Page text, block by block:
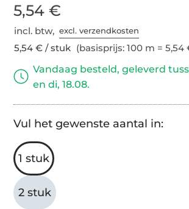
5,54 €
incl. btw,excl. verzendkosten
5,54 € / stuk (basisprijs: 100 m = 5,54
Vandaag besteld, geleverd
en di, 18.08.
Vul het gewenste aantal in:
1 stuk
2 stuk